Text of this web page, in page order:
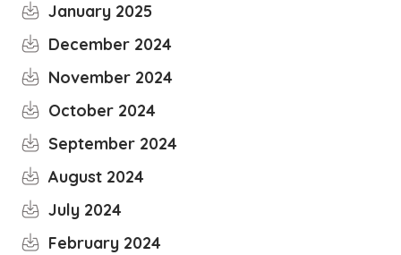
January 2025
December 2024
November 2024
October 2024
September 2024
August 2024
July 2024
February 2024